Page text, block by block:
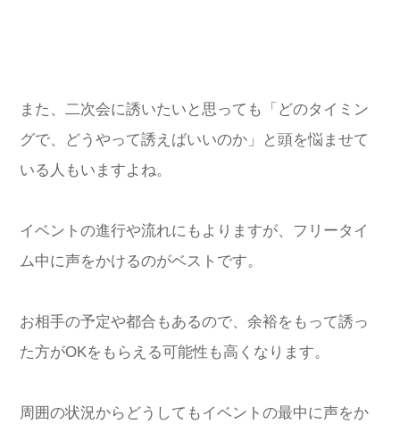
また、二次会に誘いたいと思っても「どのタイミン
グで、どうやって誘えばいいのか」と頭を悩ませて
いる人もいますよね。
イベントの進行や流れにもよりますが、フリータイ
ム中に声をかけるのがベストです。
お相手の予定や都合もあるので、余裕をもって誘っ
た方がOKをもらえる可能性も高くなります。
周囲の状況からどうしてもイベントの最中に声をか